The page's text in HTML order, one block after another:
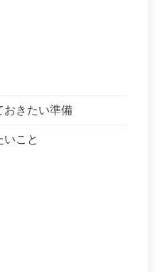
おきたい準備
こと